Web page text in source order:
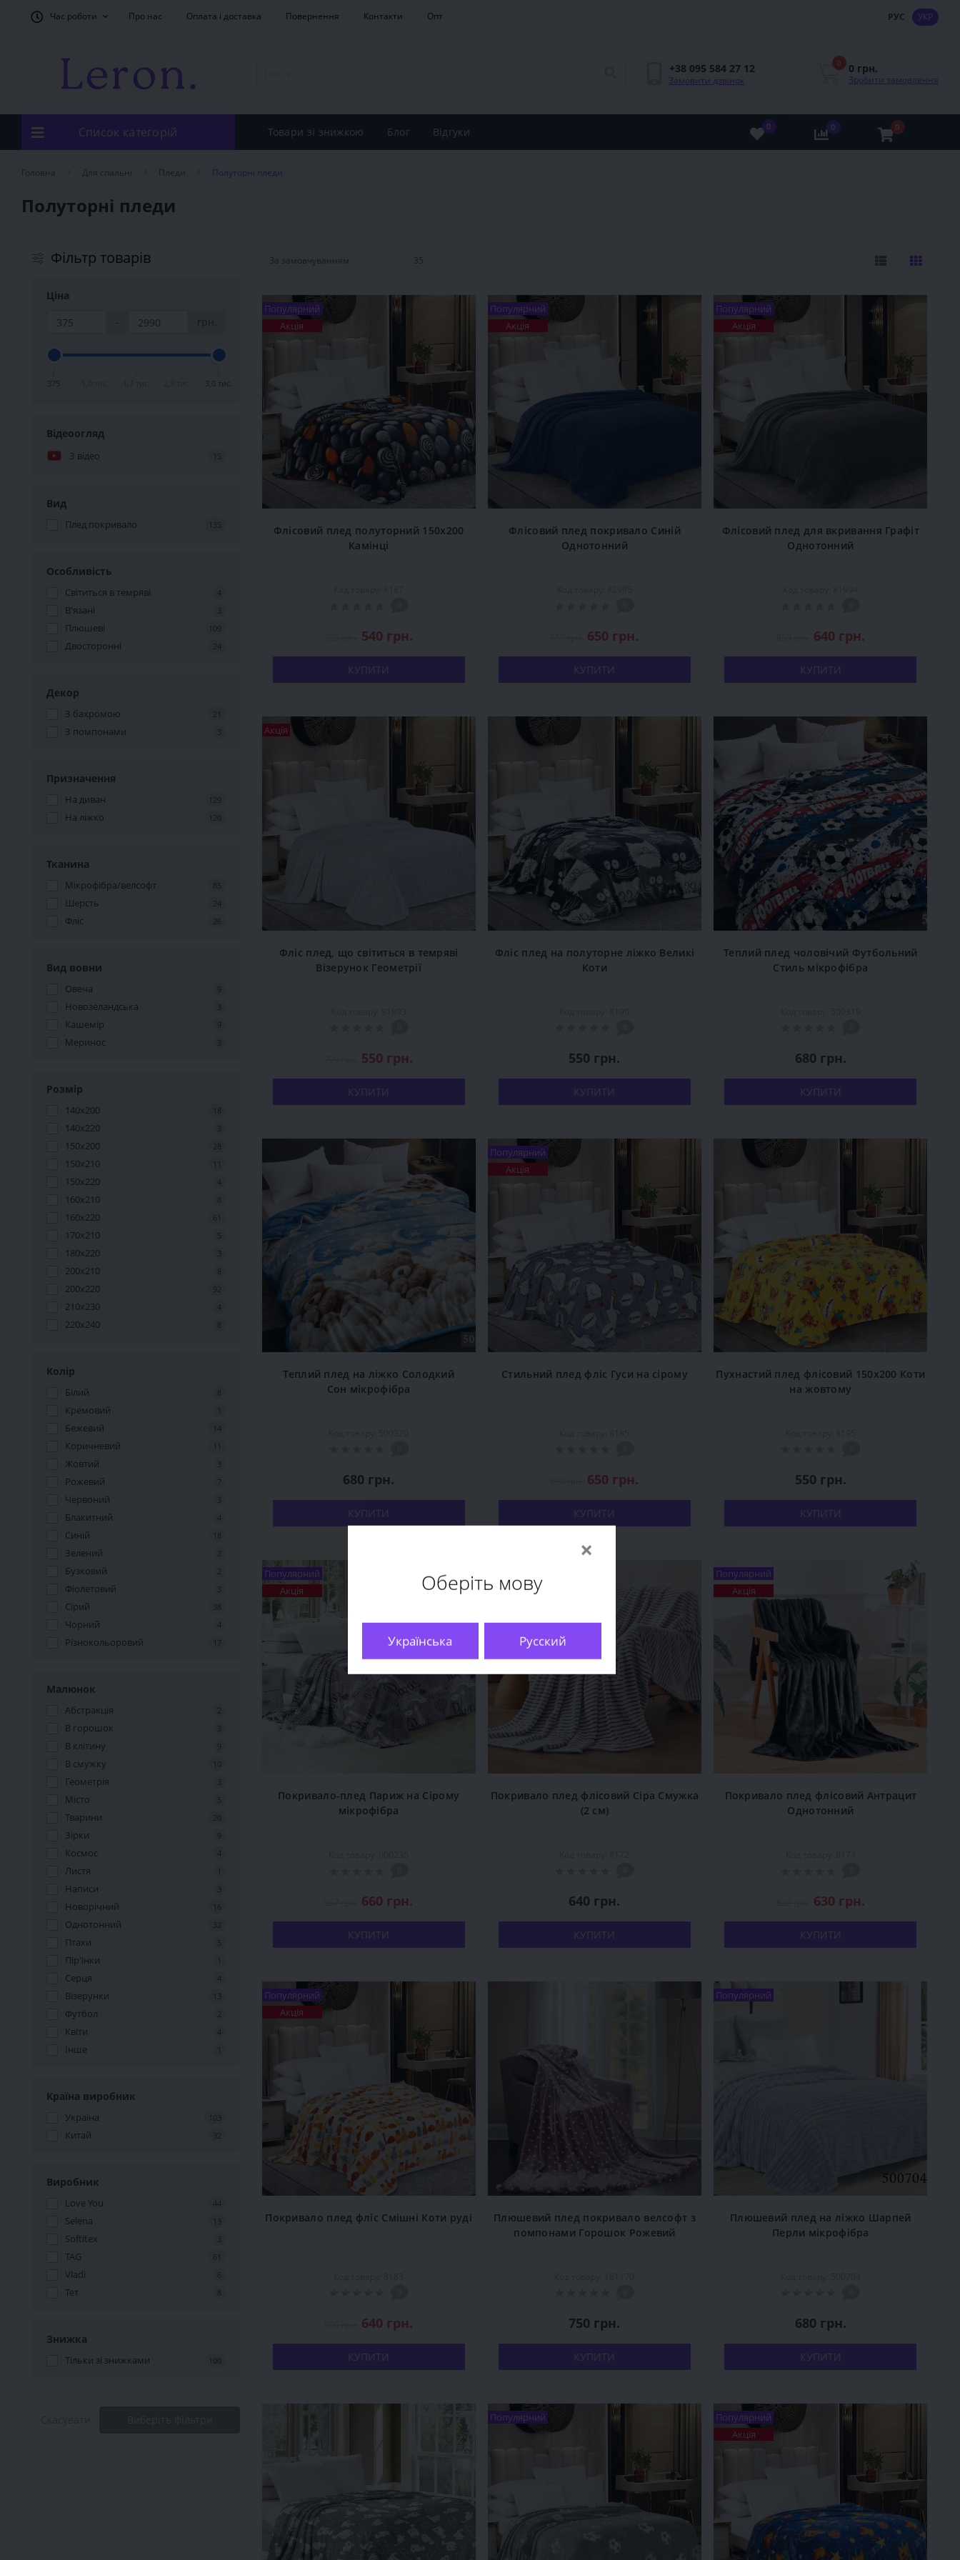
Час роботи Про нас Оплата і доставка Повернення Контакти Опт РУС УКР
+38 095 584 27 12
Замовити дзвінок
0 0 грн.
Зробити замовлення
Список категорій Товари зі знижкою Блог Відгуки 0 0 0
Головна Для спальні Пледи Полуторні пледи
×
Оберіть мову
Українська Русский
Полуторні пледи
Фільтр товарів
Ціна
-
грн.
375 3,0 тис.
Відеоогляд
З відео
Вид
Плед покривало 135
Особливість
Світиться в темряві 4
В'язані 3
Плюшеві 109
Двосторонні 24
Декор
З бахромою 21
З помпонами 3
Призначення
На диван 129
На ліжко 120
Тканина
Мікрофібра/велсофт 85
Шерсть 24
Фліс 26
Вид вовни
Овеча
Новозеландська 3
Кашемір
Меринос 3
Розмір
140x200 18
140x220 3
150x200 28
150x210
150x220 4
160х210 8
160х220
170х210
180x220 3
200x210 8
200х220 92
210x230 4
220x240 8
Колір
Білий 8
Кремовий
Бежевий 14
Коричневий
Жовтий 3
Рожевий 7
Червоний 3
Блакитний 4
Синій 18
Зелений 2
Бузковий 2
Фіолетовий 3
Сірий 38
Чорний 4
Різнокольоровий 17
Малюнок
Абстракція 2
В горошок 3
В клітину
В смужку 10
Геометрія 3
Місто
Тварини 20
Зірки
Космос 4
Листя
Написи 3
Новорічний
Однотонний 32
Птахи
Пір'їнки
Серця 4
Візерунки 13
Футбол 2
Квіти 4
Інше
Країна виробник
Україна 103
Китай 32
Виробник
Love You 44
Selena 13
Softitex 3
TAG
Vladi
Тет 8
Знижка
Тільки зі знижками 100
Популярний
Акція
Флісовий плед полуторний 150x200
Камінці
540 грн.
КУПИТИ
Популярний
Акція
Флісовий плед покривало Синій
Однотонний
650 грн.
КУПИТИ
Популярний
Акція
Флісовий плед для вкривання Графіт
Однотонний
640 грн.
КУПИТИ
Акція
Фліс плед, що світиться в темряві
Візерунок Геометрії
550 грн.
КУПИТИ
Фліс плед на полуторне ліжко Великі
Коти
550 грн.
КУПИТИ
Теплий плед чоловічий Футбольний
Стиль мікрофібра
680 грн.
КУПИТИ
Теплий плед на ліжко Солодкий
Сон мікрофібра
680 грн.
КУПИТИ
Популярний
Акція
Стильний плед фліс Гуси на сірому
650 грн.
КУПИТИ
Пухнастий плед флісовий 150x200 Коти
на жовтому
550 грн.
КУПИТИ
Популярний
Акція
Покривало-плед Париж на Сірому
мікрофібра
660 грн.
КУПИТИ
Покривало плед флісовий Сіра Смужка
(2 см)
640 грн.
КУПИТИ
Популярний
Акція
Покривало плед флісовий Антрацит
Однотонний
630 грн.
КУПИТИ
Популярний
Акція
Покривало плед фліс Смішні Коти руді
640 грн.
КУПИТИ
Плюшевий плед покривало велсофт з
помпонами Горошок Рожевий
750 грн.
КУПИТИ
Популярний
Плюшевий плед на ліжко Шарпей
Перли мікрофібра
680 грн.
КУПИТИ
Популярний
Популярний
Акція